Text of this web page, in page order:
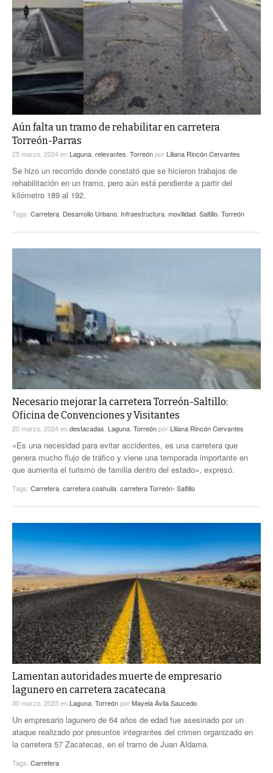
Aún falta un tramo de rehabilitar en carretera
Torreón-Parras
25 marzo, 2024en Laguna, relevantes, Torreónpor Liliana Rincón Cervantes
Se hizo un recorrido donde constató que se hicieron trabajos de
rehabilitación en un tramo, pero aún está pendiente a partir del
kilómetro 189 al 192.
Tags: Carretera, Desarrollo Urbano, Infraestructura, movilidad, Saltillo, Torreón
Necesario mejorar la carretera Torreón-Saltillo:
Oficina de Convenciones y Visitantes
20 marzo, 2024endestacadas Laguna Torreónpor Liliana Rincón Cervantes
«Es una necesidad para evitar accidentes, es una carretera que
genera mucho flujo de tráfico y viene una temporada importante en
que aumenta el turismo de familia dentro del estado», expresó.
Tags: Carretera carretera coahuila carretera Torreón- Saltillo
Lamentan autoridades muerte de empresario
lagunero en carretera zacatecana
30 marzo, 2023en Laguna TorreónporMayela Ávila Saucedo
Un empresario lagunero de 64 años de edad fue asesinado por un
ataque realizado por presuntos integrantes del crimen organizado en
la carretera 57 Zacatecas, en el tramo de Juan Aldama.
Tags: Carretera